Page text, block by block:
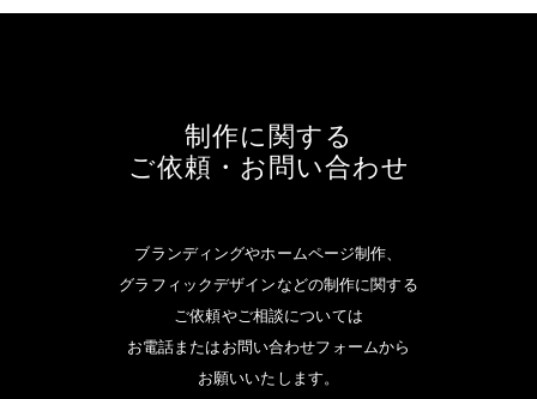
制作に関する
ご依頼・お問い合わせ
ブランディングやホームページ制作、
グラフィックデザインなどの制作に関する
ご依頼やご相談については
お電話またはお問い合わせフォームから
お願いいたします。